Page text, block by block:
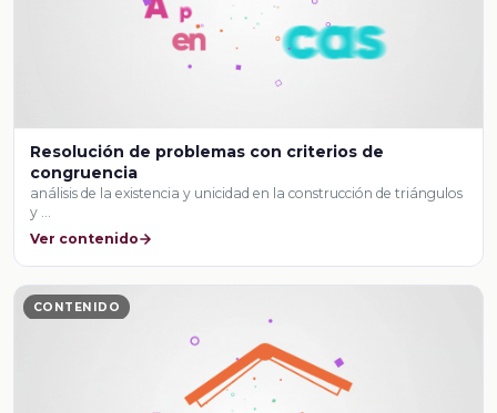
Resolución de problemas con criterios de
congruencia
análisis de la existencia y unicidad en la construcción de triángulos
y …
Ver contenido
CONTENIDO